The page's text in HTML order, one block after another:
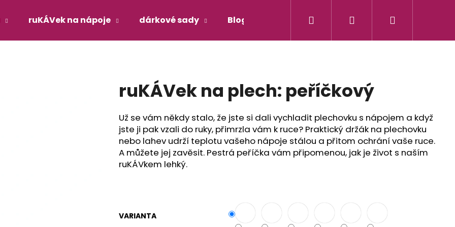
ruKÁVek na nápoje dárkové sady Blog Jak nakupovat Kontakty
Přihlášení
ruKÁVek na plech: peříčkový
Už se vám někdy stalo, že jste si dali vychladit plechovku s nápojem a když
jste ji pak vzali do ruky, přimrzla vám k ruce? Praktický držák na plechovku
nebo lahev udrží teplotu vašeho nápoje stálou a přitom ochrání vaše ruce.
A můžete jej zavěsit. Pestrá peříčka vám připomenou, jak je život s naším
ruKÁVkem lehký.
VARIANTA
HLEDAT